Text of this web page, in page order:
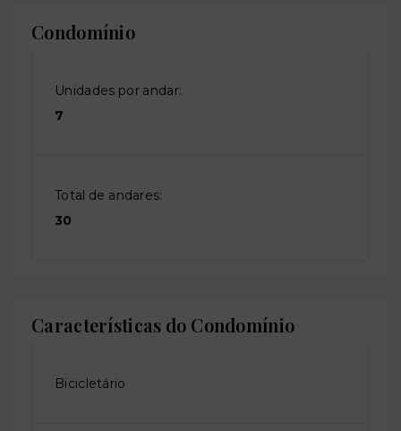
Condomínio
Unidades por andar:
7
Total de andares:
30
Características do Condomínio
Bicicletário